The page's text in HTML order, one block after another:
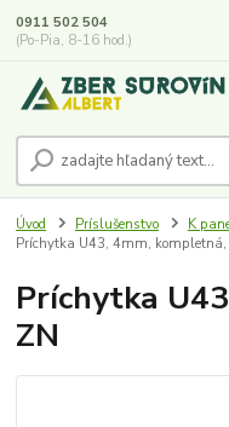
0911 502 504
(Po-Pia, 8-16 hod.)
Úvod Príslušenstvo K
Príchytka U43, 4mm, kompletná,
Príchytka
ZN